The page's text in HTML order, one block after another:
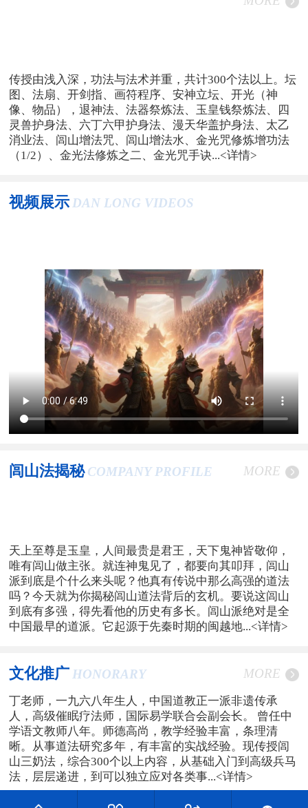
传授由浅入深，功法与法术并重，共计300个法以上。坛
图、法扇、开剑指、画符程序、安神立坛、开光（神
像、物品），退神法、法器祭炼法、玉皇钱祭炼法、四
灵兽护身法、六丁六甲护身法、漫天华盖护身法、太乙
消业法、闾山增法咒、闾山增法水、金光咒修炼增功法
（1/2）、金光法修炼之二、金光咒手诀...<详情>
视频展示 DAN LONG VIDEOS
闾山法揭秘 COMPANY PROFILE MORE
天上至尊是玉皇，人间最贵是君王，天下鬼神皆敬仰，
唯有闾山做主张。就连神鬼见了，都要向其叩拜，闾山
派到底是个什么来头呢？他真有传说中那么高强的道法
吗？今天就为你揭秘闾山道法背后的玄机。要说这闾山
到底有多强，得先看他的历史有多长。闾山派绝对是全
中国最早的道派。它起源于先秦时期的闽越地...<详情>
文化推广 HONORARY MORE
丁老师，一九六八年生人，中国道教正一派非遗传承
人，高级催眠疗法师，国际易学联合会副会长。 曾任中
学语文教师八年。师德高尚，教学经验丰富，条理清
晰。从事道法研究多年，有丰富的实战经验。现传授闾
山三奶法，综合300个以上内容，从基础入门到高级兵马
法，层层递进，到可以独立应对各类事...<详情>